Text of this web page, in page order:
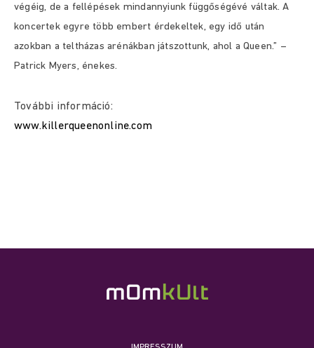
végéig, de a fellépések mindannyiunk függőségévé váltak. A
koncertek egyre több embert érdekeltek, egy idő után
azokban a teltházas arénákban játszottunk, ahol a Queen.” –
Patrick Myers, énekes.
További információ:
www.killerqueenonline.com